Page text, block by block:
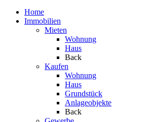
Home
Immobilien
Mieten
Wohnung
Haus
Back
Kaufen
Wohnung
Haus
Grundstück
Anlageobjekte
Back